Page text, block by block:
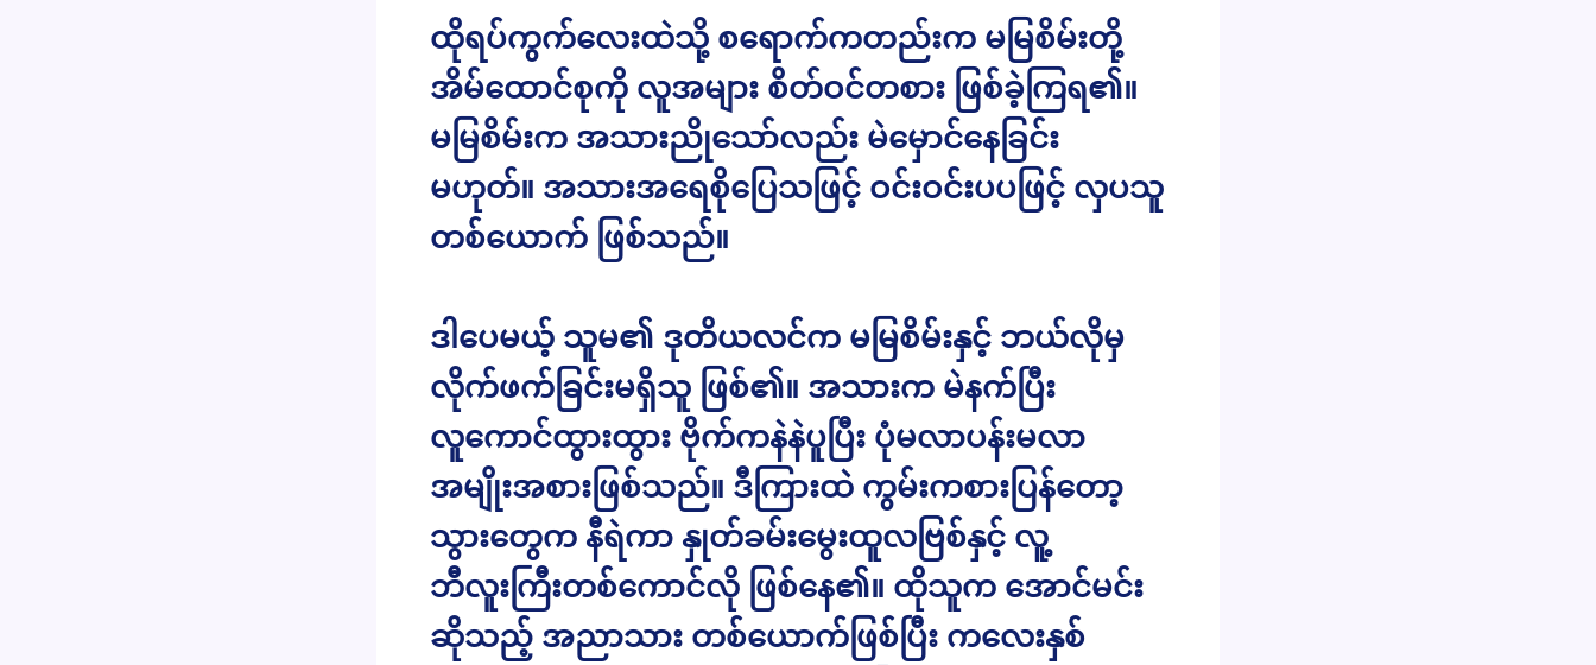
ထိုရပ်ကွက်လေးထဲသို့ စရောက်ကတည်းက မမြစိမ်းတို့
အိမ်ထောင်စုကို လူအများ စိတ်ဝင်တစား ဖြစ်ခဲ့ကြရ၏။
မမြစိမ်းက အသားညိုသော်လည်း မဲမှောင်နေခြင်း
မဟုတ်။ အသားအရေစိုပြေသဖြင့် ဝင်းဝင်းပပဖြင့် လှပသူ
တစ်ယောက် ဖြစ်သည်။
ဒါပေမယ့် သူမ၏ ဒုတိယလင်က မမြစိမ်းနှင့် ဘယ်လိုမှ
လိုက်ဖက်ခြင်းမရှိသူ ဖြစ်၏။ အသားက မဲနက်ပြီး
လူကောင်ထွားထွား ဗိုက်ကနဲနဲပူပြီး ပုံမလာပန်းမလာ
အမျိုးအစားဖြစ်သည်။ ဒီကြားထဲ ကွမ်းကစားပြန်တော့
သွားတွေက နီရဲကာ နှုတ်ခမ်းမွေးထူလဗြစ်နှင့် လူ့
ဘီလူးကြီးတစ်ကောင်လို ဖြစ်နေ၏။ ထိုသူက အောင်မင်း
ဆိုသည့် အညာသား တစ်ယောက်ဖြစ်ပြီး ကလေးနှစ်